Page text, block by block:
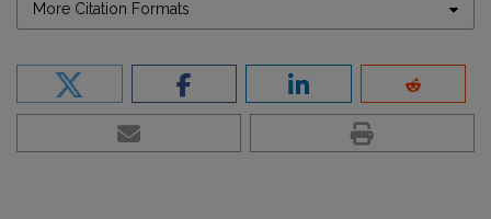
More Citation Formats